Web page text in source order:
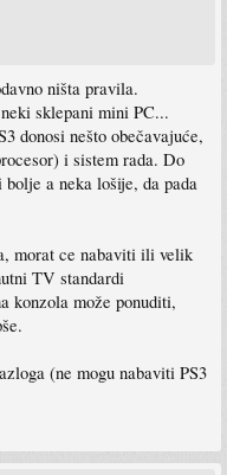
ništa pravila.
sklepani mini PC...
donosi nešto obečavajuće,
i sistem rada. Do
a neka lošije, da pada
morat ce nabaviti ili velik
TV standardi
konzola može ponuditi,
(ne mogu nabaviti PS3